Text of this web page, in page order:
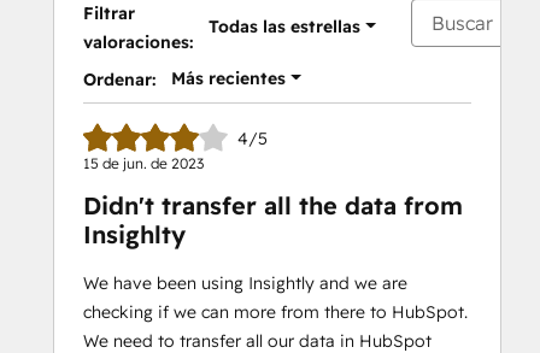
Filtrar
valoraciones:
Todas las estrellas
Ordenar: Más recientes
4/5
15 de jun. de 2023
Didn't transfer all the data from
Insighlty
We have been using Insightly and we are
checking if we can more from there to HubSpot.
We need to transfer all our data in HubSpot